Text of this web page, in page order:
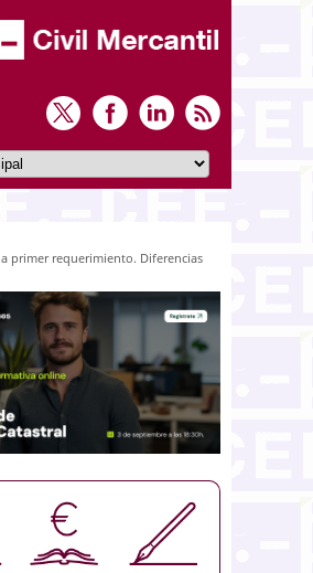
aquí
a primer requerimiento. Diferencias